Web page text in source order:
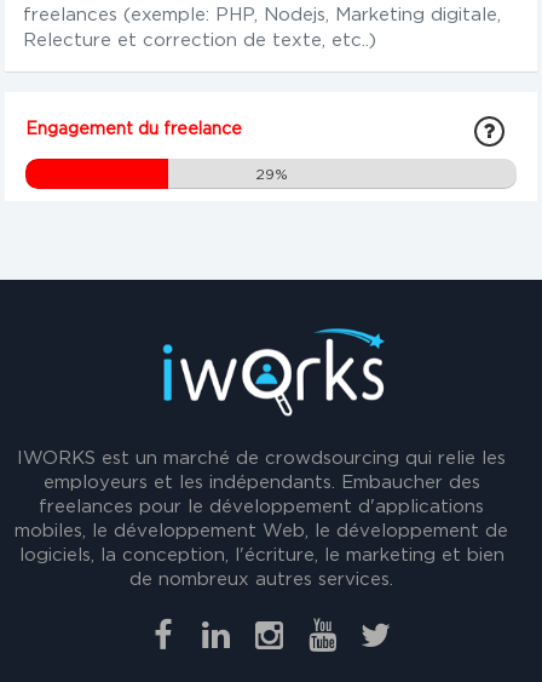
freelances (exemple: PHP, Nodejs, Marketing digitale,
Relecture et correction de texte, etc..)
Engagement du freelance
29%
IWORKS est un marché de crowdsourcing qui relie les
employeurs et les indépendants. Embaucher des
freelances pour le développement d'applications
mobiles, le développement Web, le développement de
logiciels, la conception, l'écriture, le marketing et bien
de nombreux autres services.